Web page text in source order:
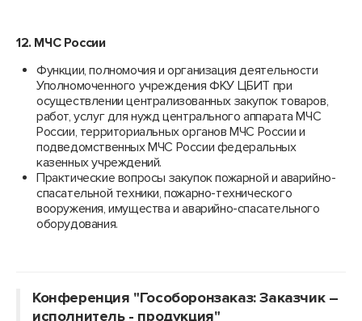
12. МЧС России
Функции, полномочия и организация деятельности
Уполномоченного учреждения ФКУ ЦБИТ при
осуществлении централизованных закупок товаров,
работ, услуг для нужд центрального аппарата МЧС
России, территориальных органов МЧС России и
подведомственных МЧС России федеральных
казенных учреждений.
Практические вопросы закупок пожарной и аварийно-
спасательной техники, пожарно-технического
вооружения, имущества и аварийно-спасательного
оборудования.
Конференция "Гособоронзаказ: Заказчик –
исполнитель - продукция"